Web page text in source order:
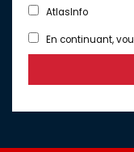
AtlasInfo
En continuant,